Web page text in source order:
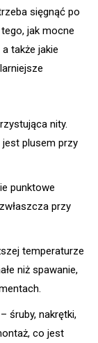
sięgnąć po
jak mocne
także jakie
nity.
jest plusem przy
punktowe
przy
temperaturze
niż spawanie,
śruby, nakrętki,
co jest